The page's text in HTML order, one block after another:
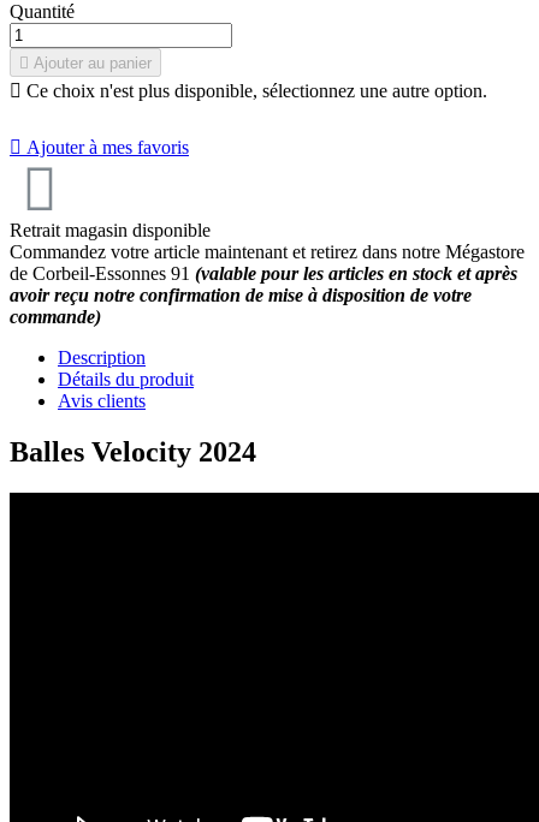
9.6
Quantité
 Ajouter au panier
 Ce choix n'est plus disponible, sélectionnez une autre option.
 Ajouter à mes favoris
Retrait magasin disponible
Commandez votre article maintenant et retirez dans notre Mégastore
de Corbeil-Essonnes 91 (valable pour les articles en stock et après
avoir reçu notre confirmation de mise à disposition de votre
commande)
Description
Détails du produit
Avis clients
Balles Velocity 2024